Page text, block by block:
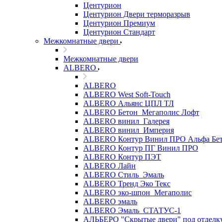
Центурион
Центурион Двери терморазрыв
Центурион Премиум
Центурион Стандарт
Межкомнатные двери
Межкомнатные двери
ALBERO
ALBERO
ALBERO West Soft-Touch
ALBERO Альянс ЦПЛ ТЛ
ALBERO Бетон_Мегаполис Лофт
ALBERO винил_Галерея
ALBERO винил_Империя
ALBERO Контур Винил ПРО Альфа
ALBERO Контур ПГ Винил ПРО
ALBERO Контур ПЭТ
ALBERO Лайн
ALBERO Стиль_Эмаль
ALBERO Тренд Эко Текс
ALBERO эко-шпон_Мегаполис
ALBERO эмаль
ALBERO Эмаль_СТАТУС-1
АЛЬБЕРО "Скрытые двери" под